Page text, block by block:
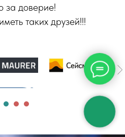
за доверие!
таких друзей!!!